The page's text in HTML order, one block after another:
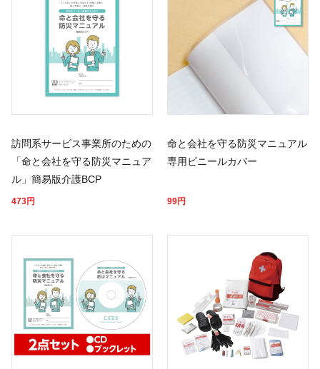
訪問系サービス事業所のための
「命と会社を守る防災マニュア
ル」簡易版介護BCP
473円
命と会社を守る防災マニュアル
専用ビニールカバー
99円